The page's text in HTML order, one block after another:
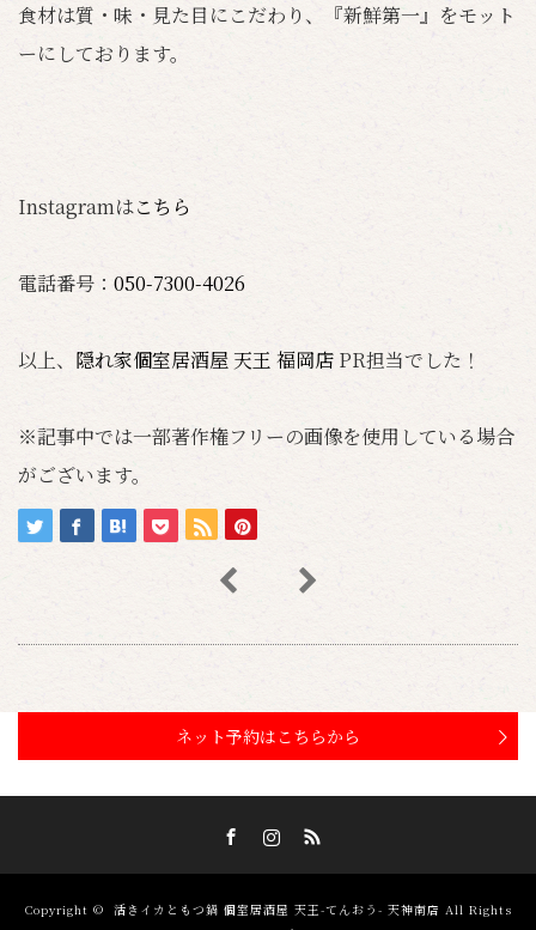
食材は質・味・見た目にこだわり、『新鮮第一』をモット
ーにしております。
Instagramはこちら
電話番号： 050-7300-4026
以上、 隠れ家個室居酒屋 天王 福岡店 PR担当でした！
※記事中では一部著作権フリーの画像を使用している場合
がございます。
ネット予約はこちらから
Copyright © 活きイカともつ鍋 個室居酒屋 天王-てんおう- 天神南店 All Rights